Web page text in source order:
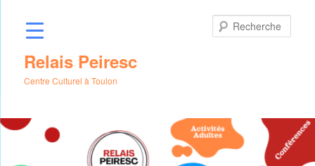
contenu
Relais Peiresc
Centre Culturel à Toulon